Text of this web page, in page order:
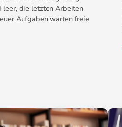
leer, die letzten Arbeiten
Aufgaben warten freie